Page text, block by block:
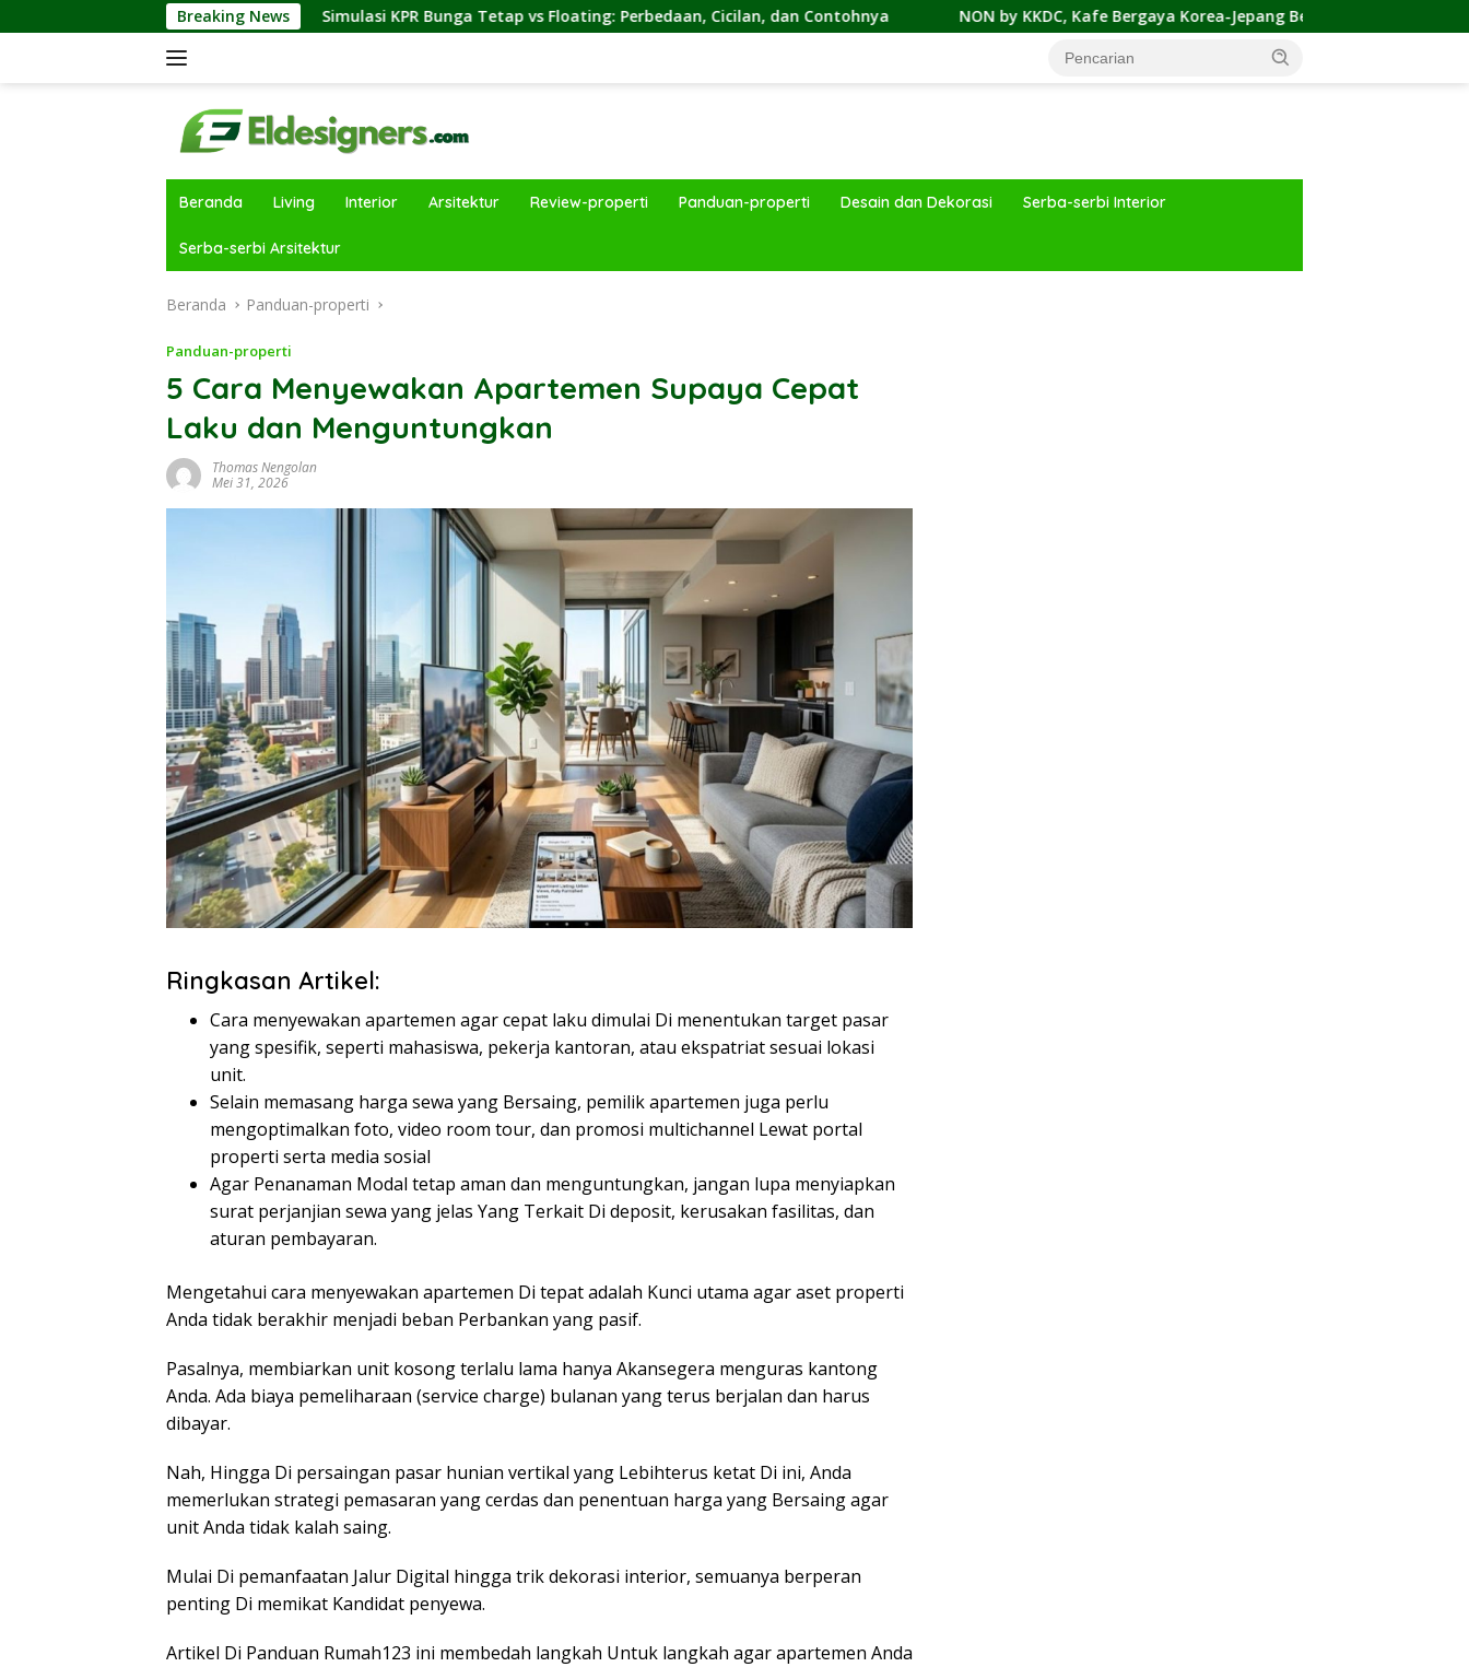
ke
Breaking News
Simulasi KPR Bunga Tetap vs Floating: Perbedaan, Cicilan, dan Contohnya NON by KKDC, Kafe Bergaya Korea-Jepang Bersama Permainan Cahaya nan Atraktif
Beranda Living Interior Arsitektur Review-properti Panduan-properti Desain dan Dekorasi Serba-serbi Interior
Serba-serbi Arsitektur
Beranda Panduan-properti
Panduan-properti
5 Cara Menyewakan Apartemen Supaya Cepat
Laku dan Menguntungkan
Thomas Nengolan
Mei 31, 2026
Ringkasan Artikel:
Cara menyewakan apartemen agar cepat laku dimulai Di menentukan target pasar
yang spesifik, seperti mahasiswa, pekerja kantoran, atau ekspatriat sesuai lokasi
unit.
Selain memasang harga sewa yang Bersaing, pemilik apartemen juga perlu
mengoptimalkan foto, video room tour, dan promosi multichannel Lewat portal
properti serta media sosial
Agar Penanaman Modal tetap aman dan menguntungkan, jangan lupa menyiapkan
surat perjanjian sewa yang jelas Yang Terkait Di deposit, kerusakan fasilitas, dan
aturan pembayaran.
Mengetahui cara menyewakan apartemen Di tepat adalah Kunci utama agar aset properti
Anda tidak berakhir menjadi beban Perbankan yang pasif.
Pasalnya, membiarkan unit kosong terlalu lama hanya Akansegera menguras kantong
Anda. Ada biaya pemeliharaan (service charge) bulanan yang terus berjalan dan harus
dibayar.
Nah, Hingga Di persaingan pasar hunian vertikal yang Lebihterus ketat Di ini, Anda
memerlukan strategi pemasaran yang cerdas dan penentuan harga yang Bersaing agar
unit Anda tidak kalah saing.
Mulai Di pemanfaatan Jalur Digital hingga trik dekorasi interior, semuanya berperan
penting Di memikat Kandidat penyewa.
Artikel Di Panduan Rumah123 ini membedah langkah Untuk langkah agar apartemen Anda